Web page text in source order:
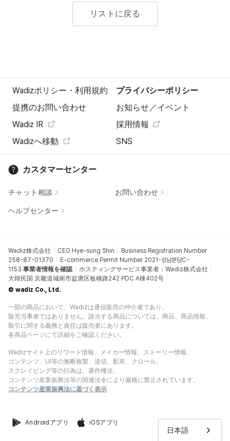
日本語
リストに戻る
Wadizポリシー・利用規約
プライバシーポリシー
提携のお問い合わせ
お知らせ／イベント
Wadiz IR
採用情報
Wadizへ移動
SNS
カスタマーセンター
チャット相談 お問い合わせ
ヘルプセンター
Wadiz株式会社 CEO Hye-sung Shin
Business Registration Number
258-87-01370
E-commerce Permit Number 2021-성남분당C-
1153 事業者情報を確認
ホスティングサービス事業者：Wadiz株式会社
大韓民国 京畿道城南市盆唐区板橋路242 PDC A棟402号
© wadiz Co., Ltd.
一部の商品において、Wadizは通信販売の仲介者であり、
販売当事者ではありません。該当する商品については、商品、商品情報、
取引に関する義務と責任は販売者にあります。
各商品ページにて詳細をご確認ください。
Wadizサイト上のリワード情報、メイカー情報、ストーリー情報、
コンテンツ、UI等の無断複製、送信、配布、クロール、
スクレイピング等の行為は、著作権法、
コンテンツ産業振興法等の関連法令により厳格に禁止されています。
コンテンツ産業振興法に基づく表示
Androidアプリ iOSアプリ